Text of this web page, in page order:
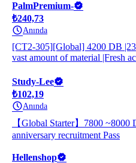
PalmPremium-
₺240,73
Anında
[CT2-305][Global] 4200 DB
vast amount of material |Fresh
Study-Lee
₺102,19
Anında
【Global Starter】7800
anniversary recruitment Pass
Hellenshop